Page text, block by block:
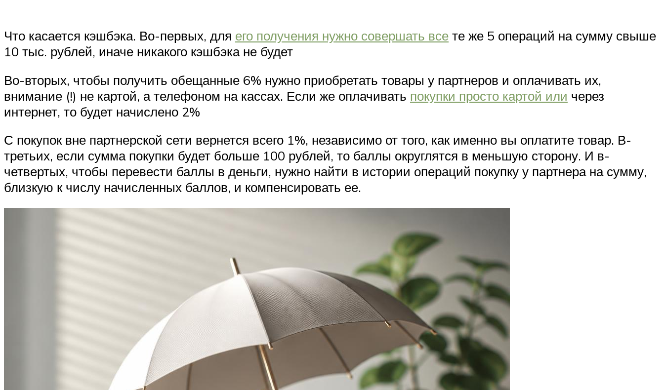
Что касается кэшбэка. Во-первых, для его получения нужно совершать все те же 5 операций на сумму свыше
10 тыс. рублей, иначе никакого кэшбэка не будет
Во-вторых, чтобы получить обещанные 6% нужно приобретать товары у партнеров и оплачивать их,
внимание (!) не картой, а телефоном на кассах. Если же оплачивать покупки просто картой или через
интернет, то будет начислено 2%
С покупок вне партнерской сети вернется всего 1%, независимо от того, как именно вы оплатите товар. В-
третьих, если сумма покупки будет больше 100 рублей, то баллы округлятся в меньшую сторону. И в-
четвертых, чтобы перевести баллы в деньги, нужно найти в истории операций покупку у партнера на сумму,
близкую к числу начисленных баллов, и компенсировать ее.